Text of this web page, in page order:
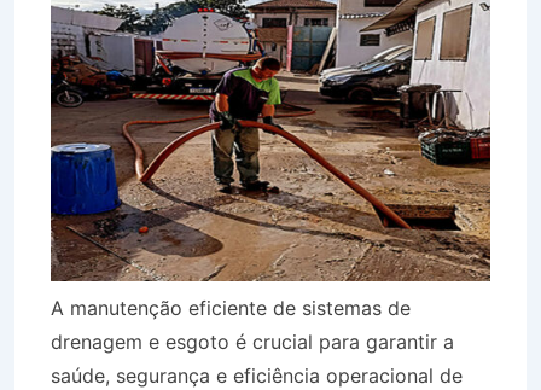
A manutenção eficiente de sistemas de
drenagem e esgoto é crucial para garantir a
saúde, segurança e eficiência operacional de